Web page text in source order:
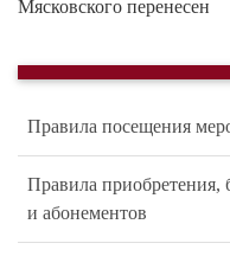
Мясковского перенесен
Правила посещения
Правила приобретения,
и абонементов